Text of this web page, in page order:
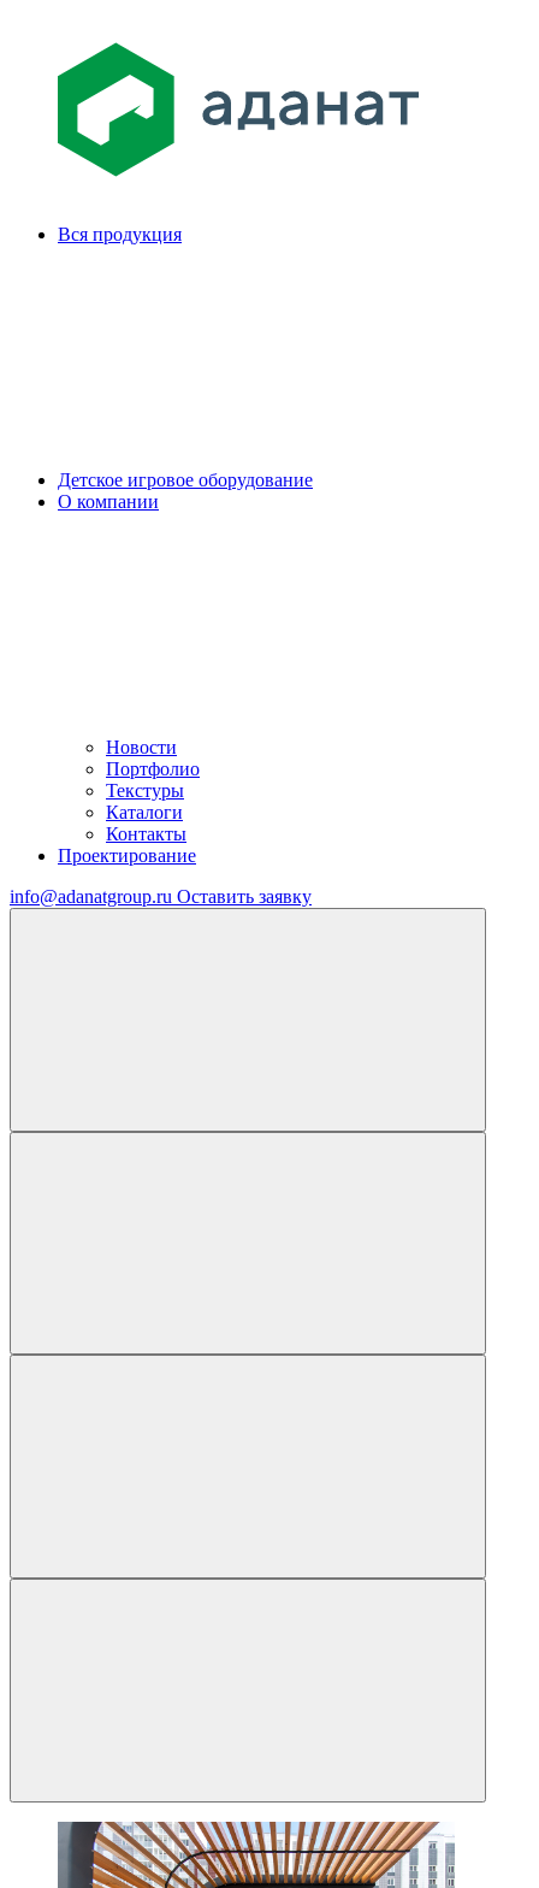
Вся продукция
Детское игровое оборудование
О компании
Новости
Портфолио
Текстуры
Каталоги
Контакты
Проектирование
info@adanatgroup.ru Оставить заявку